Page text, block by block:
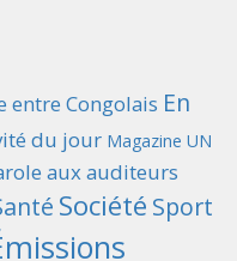
entre Congolais En
du jour Magazine UN
aux auditeurs
Société Sport